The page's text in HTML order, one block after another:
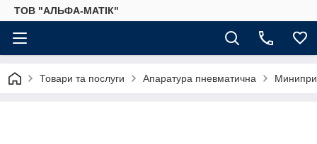
ТОВ "АЛЬФА-МАТІК"
Товари та послуги Апаратура пневматична